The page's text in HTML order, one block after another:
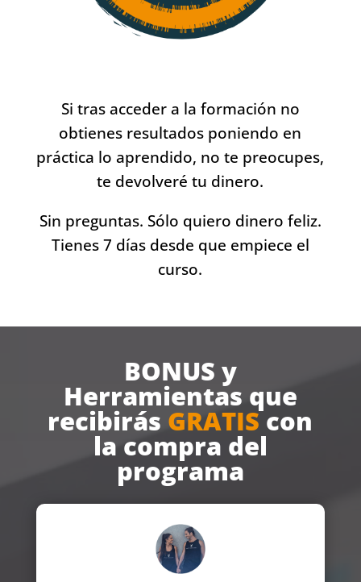
Si tras acceder a la formación no
obtienes resultados poniendo en
práctica lo aprendido, no te preocupes,
te devolveré tu dinero.
Sin preguntas. Sólo quiero dinero feliz.
Tienes 7 días desde que empiece el
curso.
BONUS y
Herramientas que
recibirás GRATIScon
la compra del
programa